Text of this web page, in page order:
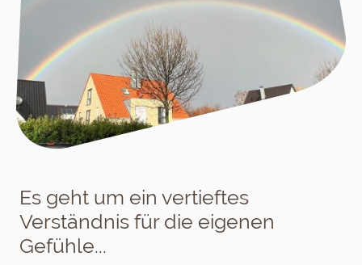
Es geht um ein vertieftes
Verständnis für die eigenen
Gefühle...